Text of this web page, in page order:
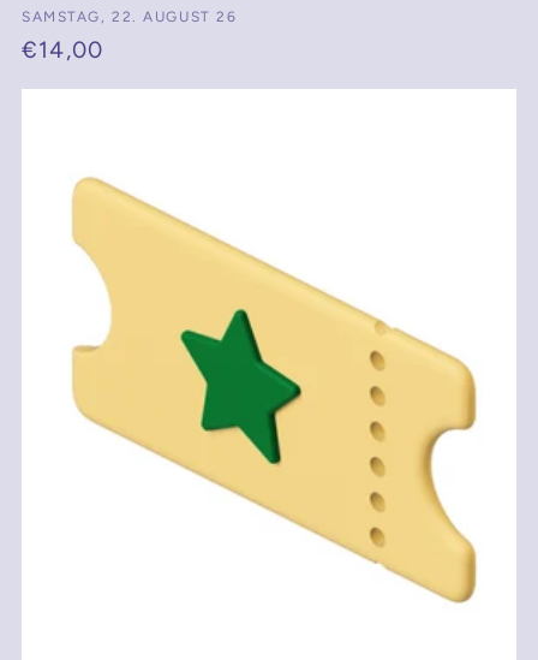
Anbieter:
SAMSTAG, 22. AUGUST 26
Normaler
Preis
€14,00